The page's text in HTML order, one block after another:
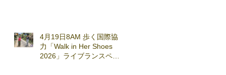
4月19日8AM 歩く国際協
力「Walk in Her Shoes
2026」ライブランスペシ